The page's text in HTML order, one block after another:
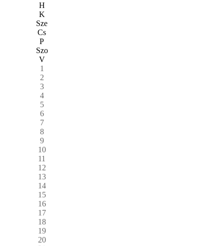
H
K
Sze
Cs
P
Szo
V
1
2
3
4
5
6
7
8
9
10
11
12
13
14
15
16
17
18
19
20